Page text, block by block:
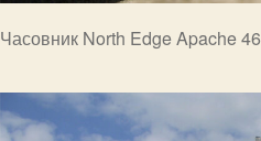
Часовник North Edge Apache 46